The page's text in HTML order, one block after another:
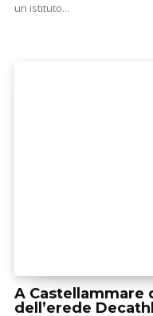
un istituto...
A Castellammare
dell’erede